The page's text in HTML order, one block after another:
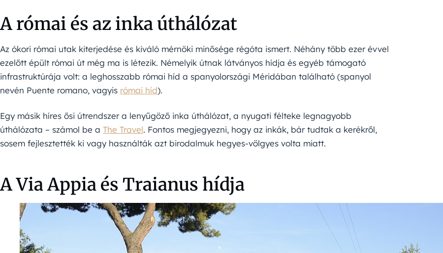
A római és az inka úthálózat
Az ókori római utak kiterjedése és kiváló mérnöki minősége régóta ismert. Néhány több ezer évvel
ezelőtt épült római út még ma is létezik. Némelyik útnak látványos hídja és egyéb támogató
infrastruktúrája volt: a leghosszabb római híd a spanyolországi Méridában található (spanyol
nevén Puente romano, vagyis római híd).
Egy másik híres ősi útrendszer a lenyűgöző inka úthálózat, a nyugati félteke legnagyobb
úthálózata – számol be a The Travel. Fontos megjegyezni, hogy az inkák, bár tudtak a kerékről,
sosem fejlesztették ki vagy használták azt birodalmuk hegyes-völgyes volta miatt.
A Via Appia és Traianus hídja